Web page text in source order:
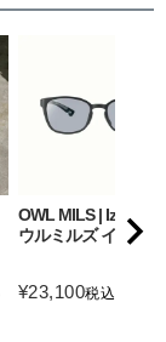
OWL MILS | Izanagi
ウルミルズ イザナギ
¥23,100税込